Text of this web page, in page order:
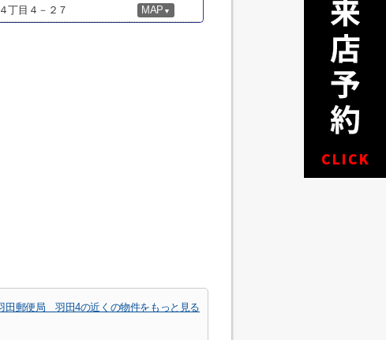
丁目４－２７ MAP ▼
田郵便局 羽田4の近くの物件をもっと見る